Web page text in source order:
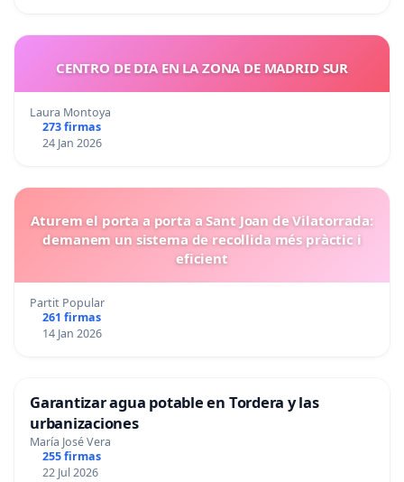
CENTRO DE DIA EN LA ZONA DE MADRID SUR
Laura Montoya
273 firmas
24 Jan 2026
Aturem el porta a porta a Sant Joan de Vilatorrada:
demanem un sistema de recollida més pràctic i
eficient
Partit Popular
261 firmas
14 Jan 2026
Garantizar agua potable en Tordera y las
urbanizaciones
María José Vera
255 firmas
22 Jul 2026